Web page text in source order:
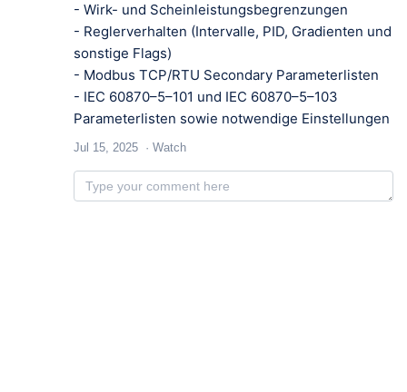
- Wirk- und Scheinleistungsbegrenzungen
- Reglerverhalten (Intervalle, PID, Gradienten und
sonstige Flags)
- Modbus TCP/RTU Secondary Parameterlisten
- IEC 60870–5–101 und IEC 60870–5–103
Parameterlisten sowie notwendige Einstellungen
Jul 15, 2025 Watch